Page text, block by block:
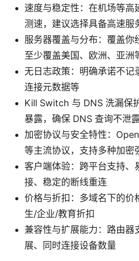
速度与稳定性：在机场等高
测速，建议选择具备高速服
服务器覆盖与分布：覆盖你
至少覆盖美国、欧洲、亚洲
无日志政策：明确承诺不记
连接元数据等
Kill Switch 与 DNS 洗漏保
暴露，确保 DNS 查询不泄
加密协议与安全特性：
等主流协议，支持多种加密
客户端体验：跨平台支持、
接、稳定的断线重连
价格与折扣：多域名下的价
生/企业/教育折扣
兼容性与扩展能力：路由器
展、同时连接设备数量